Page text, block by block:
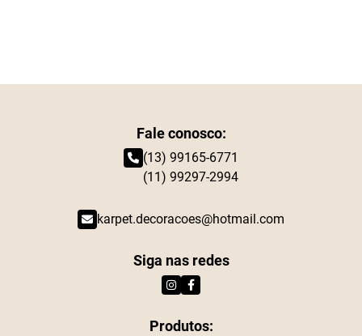
Fale conosco:
(13) 99165-6771
(11) 99297-2994
karpet.decoracoes@hotmail.com
Siga nas redes
Produtos: